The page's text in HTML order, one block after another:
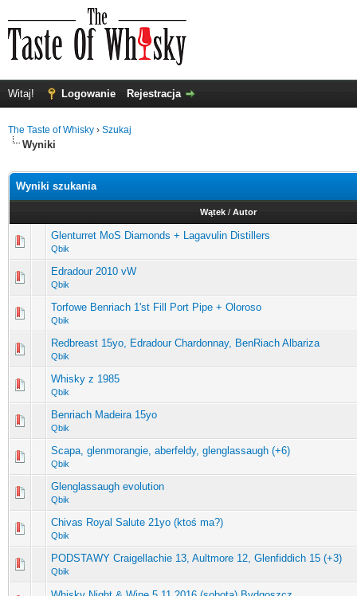
Witaj! Logowanie Rejestracja
The Taste of Whisky › Szukaj
Wyniki
Wyniki szukania
Wątek / Autor
Glenturret MoS Diamonds + Lagavulin Distillers
Qbik
Edradour 2010 vW
Qbik
Torfowe Benriach 1'st Fill Port Pipe + Oloroso
Qbik
Redbreast 15yo, Edradour Chardonnay, BenRiach Albariza
Qbik
Whisky z 1985
Qbik
Benriach Madeira 15yo
Qbik
Scapa, glenmorangie, aberfeldy, glenglassaugh (+6)
Qbik
Glenglassaugh evolution
Qbik
Chivas Royal Salute 21yo (ktoś ma?)
Qbik
PODSTAWY Craigellachie 13, Aultmore 12, Glenfiddich 15 (+3)
Qbik